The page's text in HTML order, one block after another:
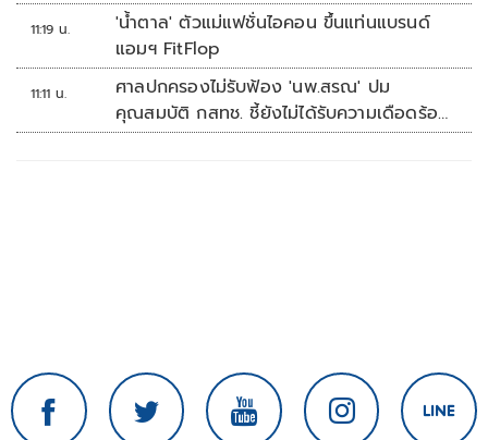
11:19 น.
'น้ำตาล' ตัวแม่แฟชั่นไอคอน ขึ้นแท่นแบรนด์
แอมฯ FitFlop
11:11 น.
ศาลปกครองไม่รับฟ้อง 'นพ.สรณ' ปม
คุณสมบัติ กสทช. ชี้ยังไม่ได้รับความเดือดร้อน
เสียหาย